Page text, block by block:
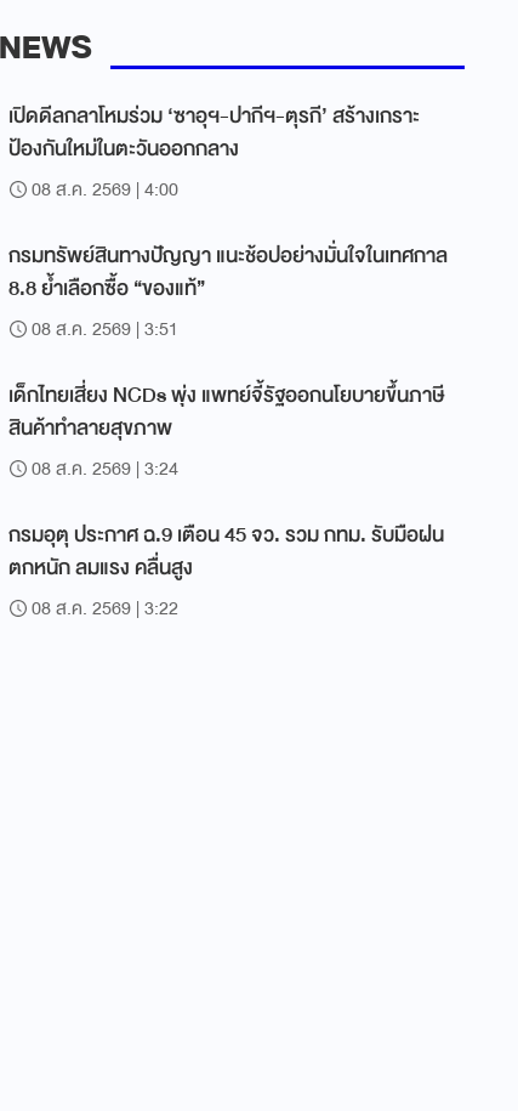
เปิดดีลกลาโหมร่วม ‘ซาอุฯ-ปากีฯ-ตุรกี’ สร้างเกราะ
ป้องกันใหม่ในตะวันออกกลาง
08 ส.ค. 2569 | 4:00
กรมทรัพย์สินทางปัญญา แนะช้อปอย่างมั่นใจในเทศกาล
8.8 ย้ำเลือกซื้อ “ของแท้”
08 ส.ค. 2569 | 3:51
เด็กไทยเสี่ยง NCDs พุ่ง แพทย์จี้รัฐออกนโยบายขึ้นภาษี
สินค้าทำลายสุขภาพ
08 ส.ค. 2569 | 3:24
กรมอุตุ ประกาศ ฉ.9 เตือน 45 จว. รวม กทม. รับมือฝน
ตกหนัก ลมแรง คลื่นสูง
08 ส.ค. 2569 | 3:22